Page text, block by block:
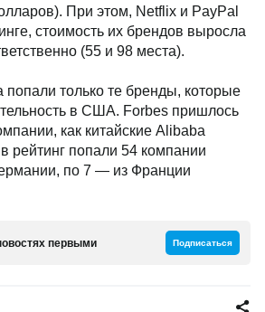
При этом, Netflix и PayPal
стоимость их брендов выросла
(55 и 98 места).
попали только те бренды, которые
в США. Forbes пришлось
как китайские Alibaba
рейтинг попали 54 компании
по 7 — из Франции
первыми Подписаться